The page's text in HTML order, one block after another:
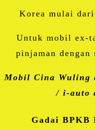
Korea mulai
Untuk mobil ex-
pinjaman dengan
Mobil Cina Wuling
/ i-auto
Gadai BPKB